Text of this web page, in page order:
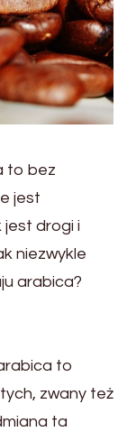
to bez
jest
drogi i
niezwykle
arabica?
to
zwany też
ta